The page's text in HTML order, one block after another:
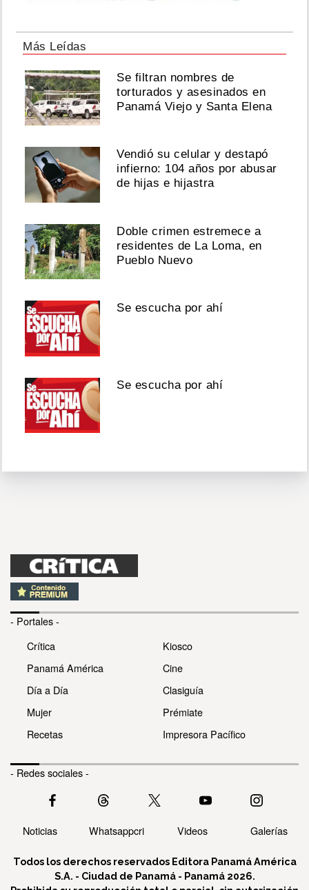
Más Leídas
Se filtran nombres de
torturados y asesinados en
Panamá Viejo y Santa Elena
Vendió su celular y destapó
infierno: 104 años por abusar
de hijas e hijastra
Doble crimen estremece a
residentes de La Loma, en
Pueblo Nuevo
Se escucha por ahí
Se escucha por ahí
- Portales -
Crítica
Panamá América
Día a Día
Mujer
Recetas
Kiosco
Cine
Clasiguía
Prémiate
Impresora Pacífico
- Redes sociales -
Noticias Whatsappcri Videos Galerías
Todos los derechos reservados Editora Panamá América
S.A. - Ciudad de Panamá - Panamá 2026.